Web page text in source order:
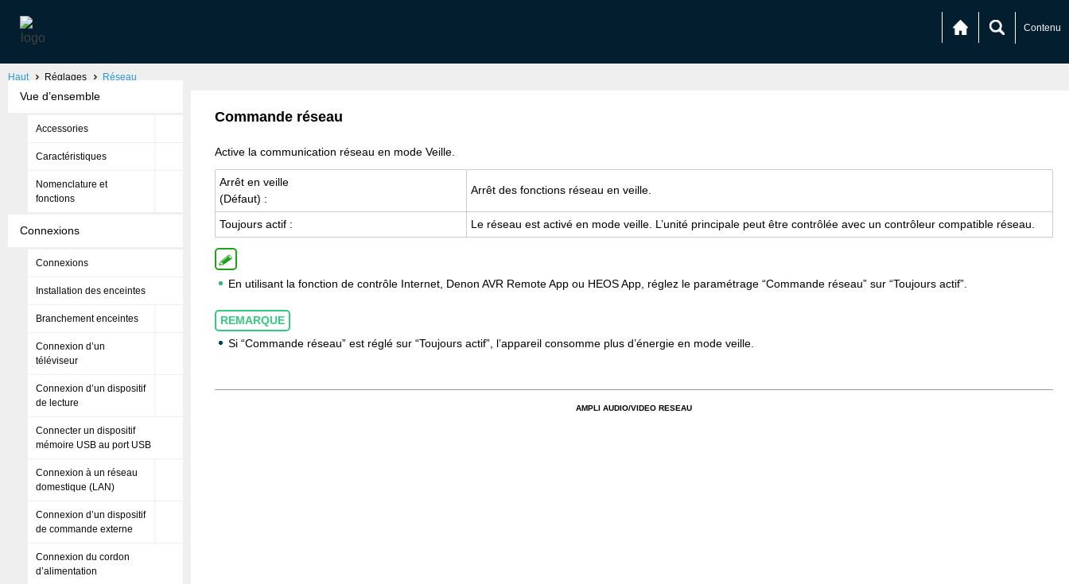
Contenu
Haut Réglages Réseau
Vue d’ensemble
Accessories
Caractéristiques
Nomenclature et
fonctions
Connexions
Connexions
Installation des enceintes
Branchement enceintes
Connexion d’un
téléviseur
Connexion d’un dispositif
de lecture
Connecter un dispositif
mémoire USB au port USB
Connexion à un réseau
domestique (LAN)
Connexion d’un dispositif
de commande externe
Connexion du cordon
d’alimentation
Commande réseau
Active la communication réseau en mode Veille.
Arrêt en veille
(Défaut) :
Arrêt des fonctions réseau en veille.
Toujours actif : Le réseau est activé en mode veille. L’unité principale peut être contrôlée avec un contrôleur compatible réseau.
En utilisant la fonction de contrôle Internet, Denon AVR Remote App ou HEOS App, réglez le paramétrage “Commande réseau” sur “Toujours actif”.
REMARQUE
Si “Commande réseau” est réglé sur “Toujours actif”, l’appareil consomme plus d’énergie en mode veille.
AMPLI AUDIO/VIDEO RESEAU